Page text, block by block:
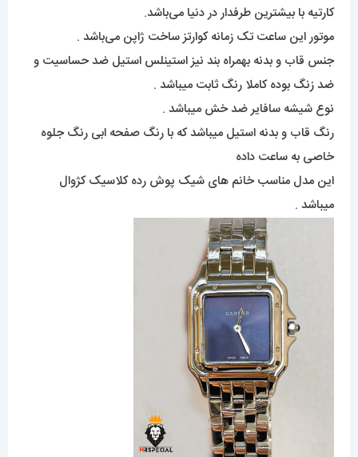
کارتیه با بیشترین طرفدار در دنیا می‌باشد.
موتور این ساعت تک زمانه کوارتز ساخت ژاپن می‌باشد .
جنس قاب و بدنه بهمراه بند نیز استینلس استیل ضد حساسیت و
ضد زنگ بوده کاملا رنگ ثابت میباشد .
نوع شیشه سافایر ضد خش میباشد .
رنگ قاب و بدنه استیل میباشد که با رنگ صفحه ابی رنگ جلوه
خاصی به ساعت داده
این مدل مناسب خانم های شیک پوش رده کلاسیک کژوال
میباشد .